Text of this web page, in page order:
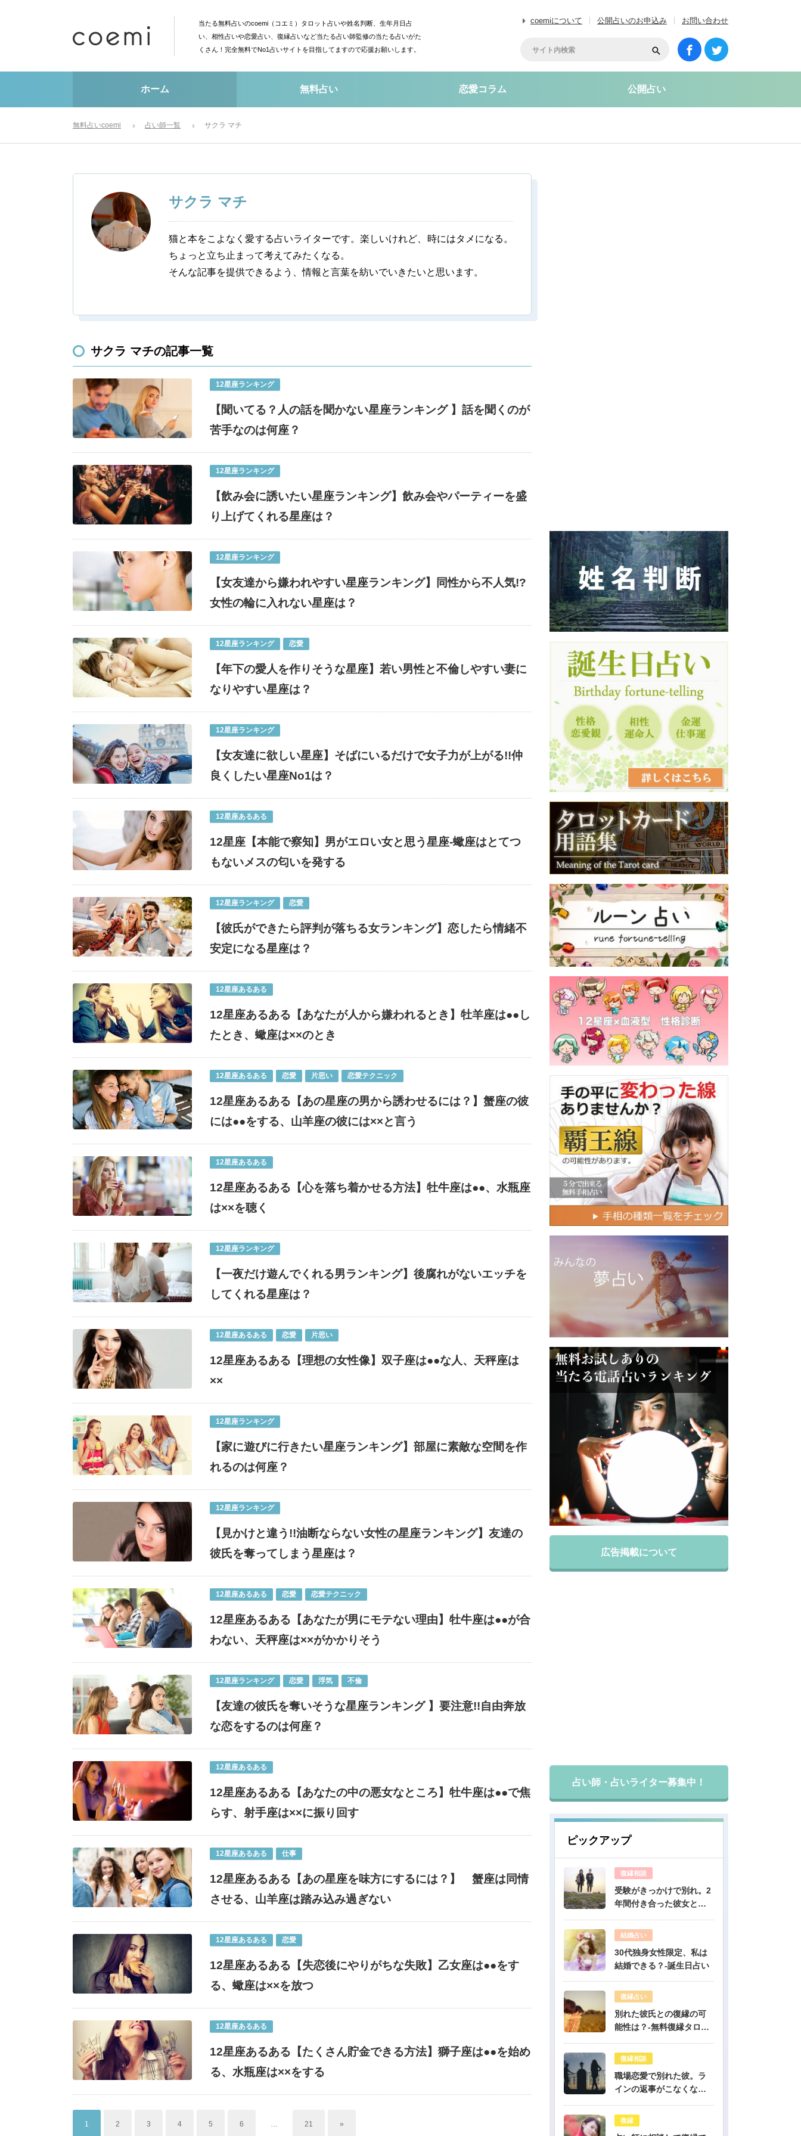
当たる無料占いのcoemi（コエミ）タロット占いや姓名判断、生年月日占
い、相性占いや恋愛占い、復縁占いなど当たる占い師監修の当たる占いがた
くさん！完全無料でNo1占いサイトを目指してますので応援お願いします。
coemiについて 公開占いのお申込み お問い合わせ
ホーム 無料占い 恋愛コラム 公開占い
無料占いcoemi 占い師一覧 サクラ マチ
サクラ マチ
猫と本をこよなく愛する占いライターです。楽しいけれど、時にはタメになる。
ちょっと立ち止まって考えてみたくなる。
そんな記事を提供できるよう、情報と言葉を紡いでいきたいと思います。
サクラ マチの記事一覧
12星座ランキング
【聞いてる？人の話を聞かない星座ランキング 】話を聞くのが
苦手なのは何座？
12星座ランキング
【飲み会に誘いたい星座ランキング】飲み会やパーティーを盛
り上げてくれる星座は？
12星座ランキング
【女友達から嫌われやすい星座ランキング】同性から不人気!?
女性の輪に入れない星座は？
12星座ランキング 恋愛
【年下の愛人を作りそうな星座】若い男性と不倫しやすい妻に
なりやすい星座は？
12星座ランキング
【女友達に欲しい星座】そばにいるだけで女子力が上がる!!仲
良くしたい星座No1は？
12星座あるある
12星座【本能で察知】男がエロい女と思う星座-蠍座はとてつ
もないメスの匂いを発する
12星座ランキング 恋愛
【彼氏ができたら評判が落ちる女ランキング】恋したら情緒不
安定になる星座は？
12星座あるある
12星座あるある【あなたが人から嫌われるとき】牡羊座は●●し
たとき、蠍座は××のとき
12星座あるある 恋愛 片思い 恋愛テクニック
12星座あるある【あの星座の男から誘わせるには？】蟹座の彼
には●●をする、山羊座の彼には××と言う
12星座あるある
12星座あるある【心を落ち着かせる方法】牡牛座は●●、水瓶座
は××を聴く
12星座ランキング
【一夜だけ遊んでくれる男ランキング】後腐れがないエッチを
してくれる星座は？
12星座あるある 恋愛 片思い
12星座あるある【理想の女性像】双子座は●●な人、天秤座は
××
12星座ランキング
【家に遊びに行きたい星座ランキング】部屋に素敵な空間を作
れるのは何座？
12星座ランキング
【見かけと違う!!油断ならない女性の星座ランキング】友達の
彼氏を奪ってしまう星座は？
12星座あるある 恋愛 恋愛テクニック
12星座あるある【あなたが男にモテない理由】牡牛座は●●が合
わない、天秤座は××がかかりそう
12星座ランキング 恋愛 浮気 不倫
【友達の彼氏を奪いそうな星座ランキング 】要注意!!自由奔放
な恋をするのは何座？
12星座あるある
12星座あるある【あなたの中の悪女なところ】牡牛座は●●で焦
らす、射手座は××に振り回す
12星座あるある 仕事
12星座あるある【あの星座を味方にするには？】 蟹座は同情
させる、山羊座は踏み込み過ぎない
12星座あるある 恋愛
12星座あるある【失恋後にやりがちな失敗】乙女座は●●をす
る、蠍座は××を放つ
12星座あるある
12星座あるある【たくさん貯金できる方法】獅子座は●●を始め
る、水瓶座は××をする
1 2 3 4 5 6 … 21 »
広告掲載について
占い師・占いライター募集中！
ピックアップ
復縁相談
受験がきっかけで別れ。2
年間付き合った彼女と復
無料占い
結婚占い
30代独身女性限定、私は
結婚できる？-誕生日占い
復縁占い
別れた彼氏との復縁の可
能性は？-無料復縁タロッ
復縁相談
職場恋愛で別れた彼。ラ
インの返事がこなくなっ
公開鑑定-無料占い
復縁